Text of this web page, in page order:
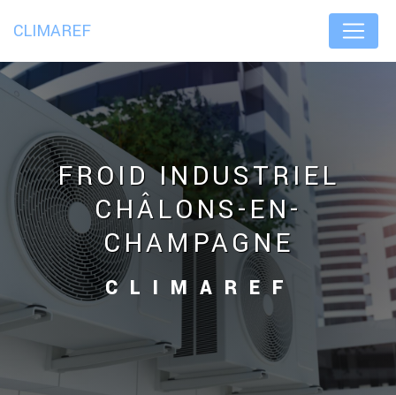
CLIMAREF
FROID INDUSTRIEL
CHÂLONS-EN-
CHAMPAGNE
CLIMAREF